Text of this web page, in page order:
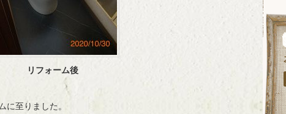
リフォーム後
に至りました。